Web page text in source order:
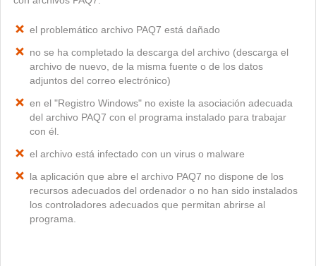
el problemático archivo PAQ7 está dañado
no se ha completado la descarga del archivo (descarga el
archivo de nuevo, de la misma fuente o de los datos
adjuntos del correo electrónico)
en el "Registro Windows" no existe la asociación adecuada
del archivo PAQ7 con el programa instalado para trabajar
con él.
el archivo está infectado con un virus o malware
la aplicación que abre el archivo PAQ7 no dispone de los
recursos adecuados del ordenador o no han sido instalados
los controladores adecuados que permitan abrirse al
programa.